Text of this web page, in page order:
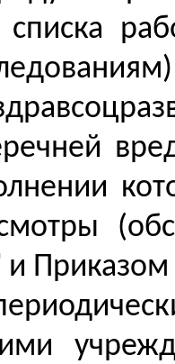
списка
и Приказом